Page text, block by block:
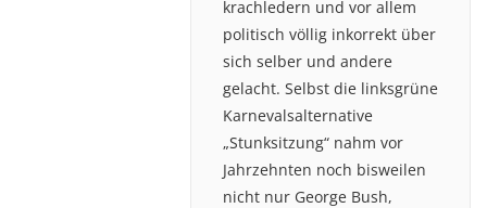
krachledern und vor allem
politisch völlig inkorrekt über
sich selber und andere
gelacht. Selbst die linksgrüne
Karnevalsalternative
„Stunksitzung“ nahm vor
Jahrzehnten noch bisweilen
nicht nur George Bush,